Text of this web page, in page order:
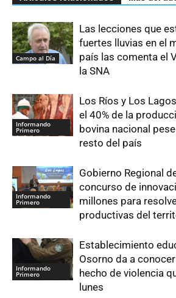
Campo al Día
Las lecciones que
fuertes lluvias en el
país las comenta el
la SNA
Informando
Primero
Los Ríos y Los
el 40% de la
bovina nacional
resto del país
Informando
Primero
Gobierno Regional
concurso de
millones para
productivas del
Informando
Primero
Establecimiento
Osorno da a
hecho de violencia
lunes